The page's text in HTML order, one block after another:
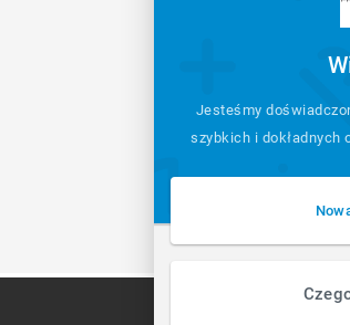
Jesteśmy
szybkich i dokładnych